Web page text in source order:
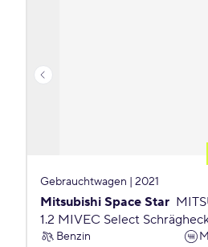
Gebrauchtwagen | 2021
Mitsubishi Space Star
1.2 MIVEC Select
Benzin